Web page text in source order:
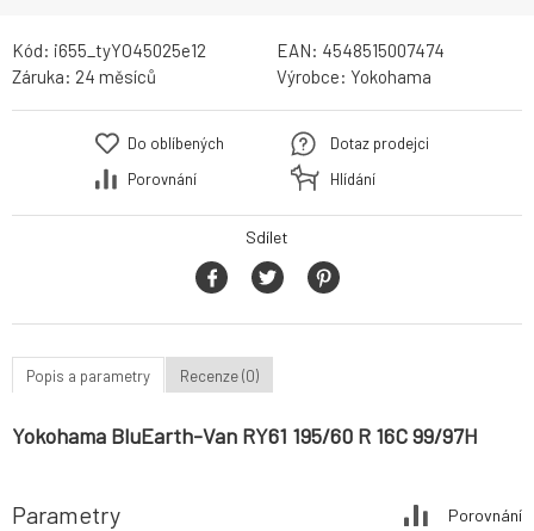
Kód: i655_tyYO45025e12 EAN: 4548515007474
Záruka: 24 měsíců Výrobce: Yokohama
Do oblíbených
Porovnání
Dotaz prodejci
Hlídání
Sdílet
Popis a parametry Recenze (0)
Yokohama BluEarth-Van RY61 195/60 R 16C 99/97H
Parametry Porovnání